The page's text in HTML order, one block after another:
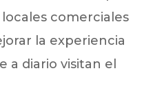
comerciales
la experiencia
a diario visitan el